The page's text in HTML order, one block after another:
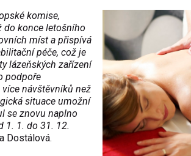
komise,
do konce letošního
míst a přispívá
péče, což je
lázeňských zařízení
podpoře
návštěvníků než
situace umožní
se znovu naplno
1. 1. do 31. 12.
Dostálová.